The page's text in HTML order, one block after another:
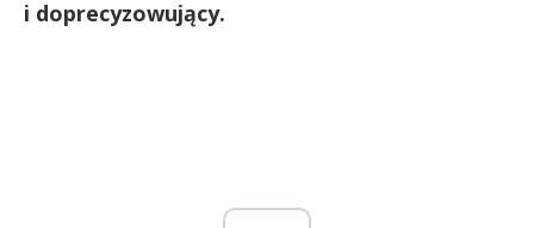
i doprecyzowujący.